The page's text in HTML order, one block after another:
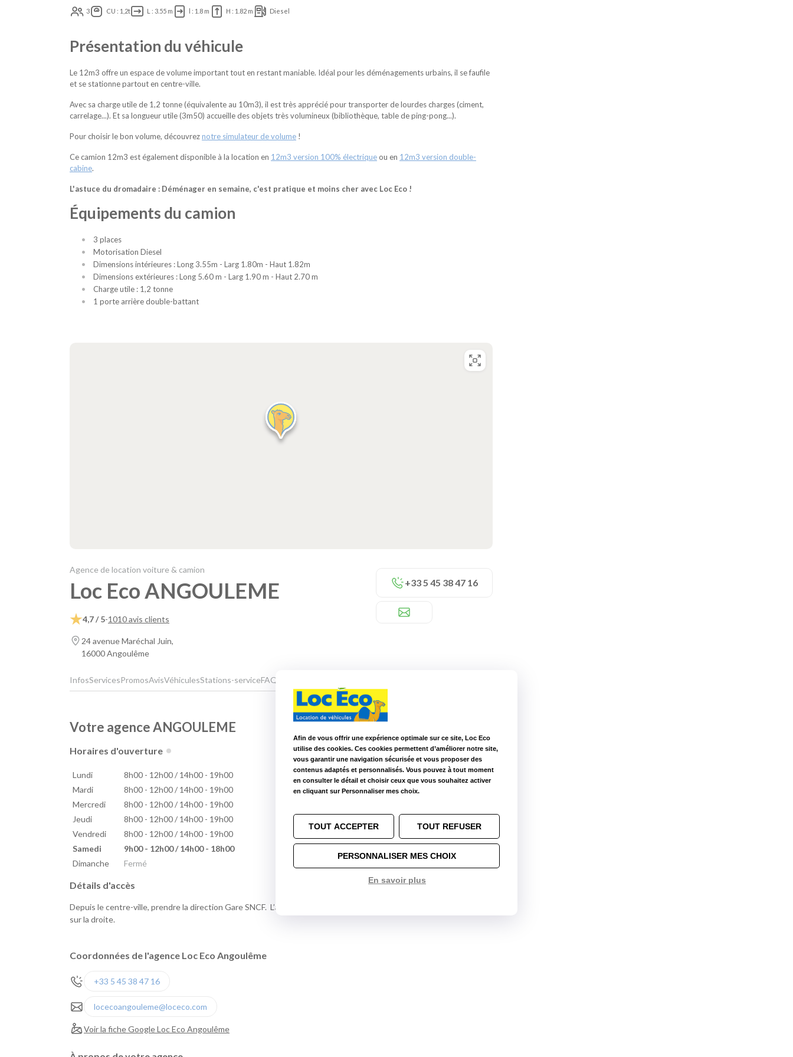
3 CU : 1,2t L : 3.55 m l : 1.8 m H : 1.82 m Diesel
Présentation du véhicule
Le 12m3 offre un espace de volume important tout en restant maniable. Idéal pour les déménagements urbains, il se faufile
et se stationne partout en centre-ville.
Avec sa charge utile de 1,2 tonne (équivalente au 10m3), il est très apprécié pour transporter de lourdes charges (ciment,
carrelage...). Et sa longueur utile (3m50) accueille des objets très volumineux (bibliothèque, table de ping-pong...).
Pour choisir le bon volume, découvreznotre simulateur de volume !
Ce camion 12m3 est également disponible à la location en 12m3 version 100% électrique ou en 12m3 version double-
cabine.
L'astuce du dromadaire : Déménager en semaine, c'est pratique et moins cher avec Loc Eco !
Équipements du camion
3 places
Motorisation Diesel
Dimensions intérieures : Long 3.55m - Larg 1.80m - Haut 1.82m
Dimensions extérieures : Long 5.60 m - Larg 1.90 m - Haut 2.70 m
Charge utile : 1,2 tonne
1 porte arrière double-battant
Agence de location voiture & camion
Loc Eco ANGOULEME
4,7 / 5-1010 avis clients
24 avenue Maréchal Juin,
16000 Angoulême
+33 5 45 38 47 16
InfosServicesPromosAvisVéhiculesStations-serviceFAQ
Votre agence ANGOULEME
Horaires d'ouverture
Lundi
8h00 - 12h00 / 14h00 - 19h00
Mardi
8h00 - 12h00 / 14h00 - 19h00
Mercredi
8h00 - 12h00 / 14h00 - 19h00
Jeudi
8h00 - 12h00 / 14h00 - 19h00
Vendredi
8h00 - 12h00 / 14h00 - 19h00
Samedi
9h00 - 12h00 / 14h00 - 18h00
Dimanche
Fermé
Nos autres agences à proximité
Loc Eco Poitiers 105,6 km
Loc Eco La Roche sur Yon 168,8 km
Détails d'accès
Depuis le centre-ville, prendre la direction Gare SNCF. L’agence se situe à 50 mètres après le RP de la Madeleine,
sur la droite.
Coordonnées de l'agence Loc Eco Angoulême
+33 5 45 38 47 16
locecoangouleme@loceco.com
Voir la fiche Google Loc Eco Angoulême
Afin de vous offrir une expérience optimale sur ce site, Loc Eco
utilise des cookies. Ces cookies permettent d’améliorer notre site,
vous garantir une navigation sécurisée et vous proposer des
contenus adaptés et personnalisés. Vous pouvez à tout moment
en consulter le détail et choisir ceux que vous souhaitez activer
en cliquant sur Personnaliser mes choix.
TOUT ACCEPTER TOUT REFUSER
PERSONNALISER MES CHOIX
En savoir plus